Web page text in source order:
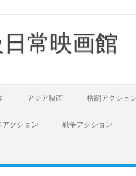
常映画館
アジア映画 格闘アクション
アクション 戦争アクション